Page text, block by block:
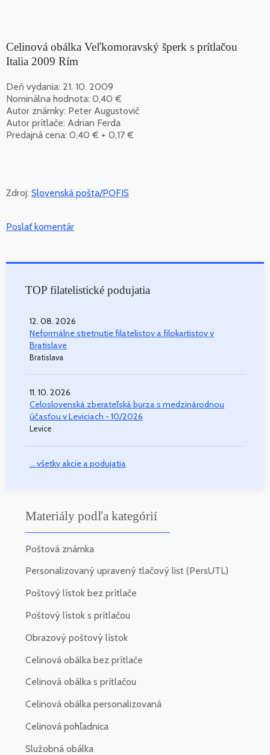
Celinová obálka Veľkomoravský šperk s prítlačou
Italia 2009 Rím
Deň vydania: 21. 10. 2009
Nominálna hodnota: 0,40 €
Autor známky: Peter Augustovič
Autor prítlače: Adrian Ferda
Predajná cena: 0,40 € + 0,17 €
Zdroj: Slovenská pošta/POFIS
Poslať komentár
TOP filatelistické podujatia
12. 08. 2026
Neformálne stretnutie filatelistov a filokartistov v
Bratislave
Bratislava
11. 10. 2026
Celoslovenská zberateľská burza s medzinárodnou
účasťou v Leviciach - 10/2026
Levice
... všetky akcie a podujatia
Materiály podľa kategórií
Poštová známka
Personalizovaný upravený tlačový list (PersUTL)
Poštový lístok bez prítlače
Poštový lístok s prítlačou
Obrazový poštový lístok
Celinová obálka bez prítlače
Celinová obálka s prítlačou
Celinová obálka personalizovaná
Celinová pohľadnica
Služobná obálka